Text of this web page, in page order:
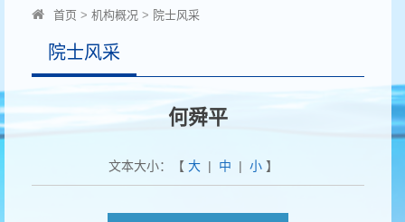
首页 > 机构概况 > 院士风采
院士风采
何舜平
文本大小：【 大| 中 | 小】